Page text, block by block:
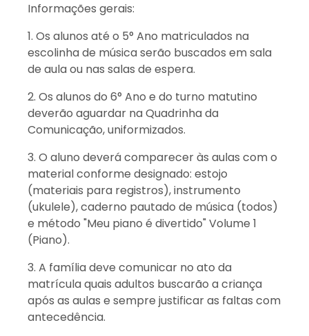
Informações gerais:
1. Os alunos até o 5° Ano matriculados na
escolinha de música serão buscados em sala
de aula ou nas salas de espera.
2. Os alunos do 6° Ano e do turno matutino
deverão aguardar na Quadrinha da
Comunicação, uniformizados.
3. O aluno deverá comparecer às aulas com o
material conforme designado: estojo
(materiais para registros), instrumento
(ukulele), caderno pautado de música (todos)
e método "Meu piano é divertido" Volume 1
(Piano).
3. A família deve comunicar no ato da
matrícula quais adultos buscarão a criança
após as aulas e sempre justificar as faltas com
antecedência.